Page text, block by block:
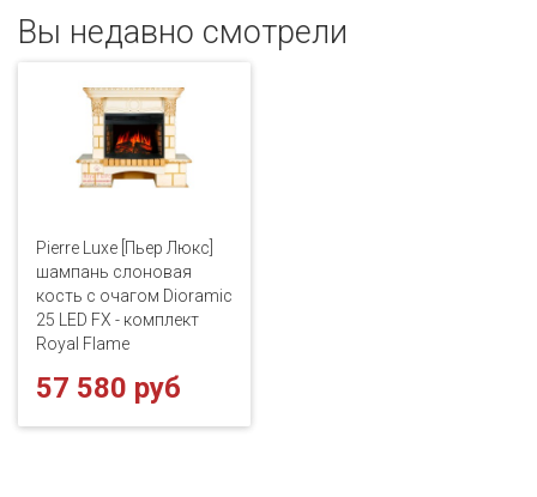
Вы недавно смотрели
Pierre Luxe [Пьер Люкс]
шампань слоновая
кость с очагом Dioramic
25 LED FX - комплект
Royal Flame
57 580 руб